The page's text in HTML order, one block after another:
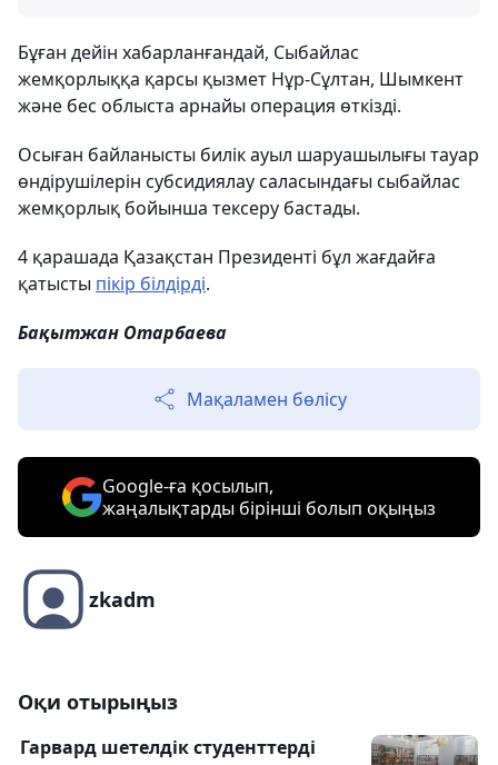
Бұған дейін хабарланғандай, Сыбайлас
жемқорлыққа қарсы қызмет Нұр-Сұлтан, Шымкент
және бес облыста арнайы операция өткізді.
Осыған байланысты билік ауыл шаруашылығы тауар
өндірушілерін субсидиялау саласындағы сыбайлас
жемқорлық бойынша тексеру бастады.
4 қарашада Қазақстан Президенті бұл жағдайға
қатысты пікір білдірді.
Бақытжан Отарбаева
Мақаламен бөлісу
Google-ға қосылып,
жаңалықтарды бірінші болып оқыңыз
zkadm
Оқи отырыңыз
Гарвард шетелдік студенттерді